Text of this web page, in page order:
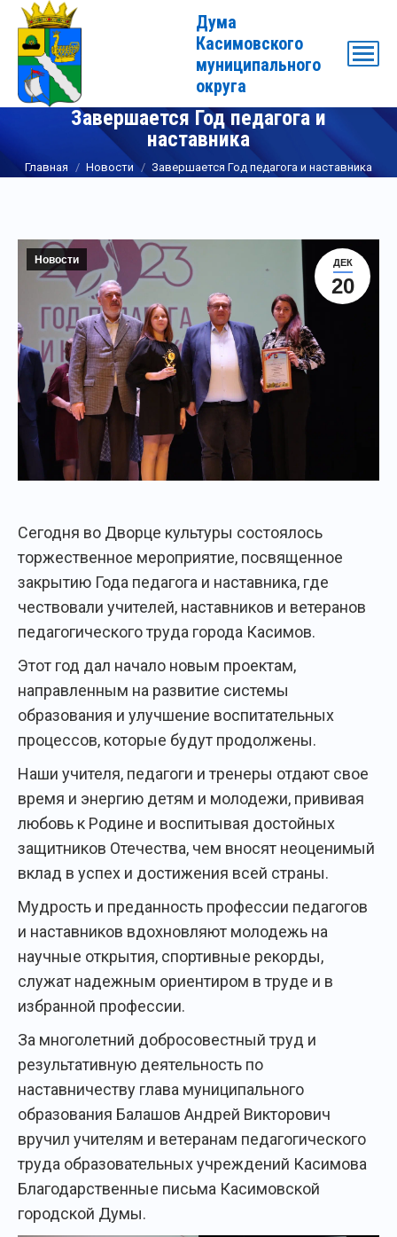
Дума
Касимовского
муниципального
округа
Завершается Год педагога и
наставника
Вы здесь:
Главная Новости Завершается Год педагога и наставника
ДЕК
20
Новости
Сегодня во Дворце культуры состоялось
торжественное мероприятие, посвященное
закрытию Года педагога и наставника, где
чествовали учителей, наставников и ветеранов
педагогического труда города Касимов.
Этот год дал начало новым проектам,
направленным на развитие системы
образования и улучшение воспитательных
процессов, которые будут продолжены.
Наши учителя, педагоги и тренеры отдают свое
время и энергию детям и молодежи, прививая
любовь к Родине и воспитывая достойных
защитников Отечества, чем вносят неоценимый
вклад в успех и достижения всей страны.
Мудрость и преданность профессии педагогов
и наставников вдохновляют молодежь на
научные открытия, спортивные рекорды,
служат надежным ориентиром в труде и в
избранной профессии.
За многолетний добросовестный труд и
результативную деятельность по
наставничеству глава муниципального
образования Балашов Андрей Викторович
вручил учителям и ветеранам педагогического
труда образовательных учреждений Касимова
Благодарственные письма Касимовской
городской Думы.